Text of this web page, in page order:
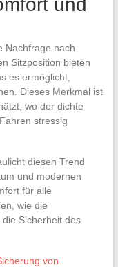
und
Nachfrage nach
Sitzposition bieten
es ermöglicht,
Dieses Merkmal ist
wo der dichte
stressig
diesen Trend
und modernen
für alle
wie die
Sicherheit des
von